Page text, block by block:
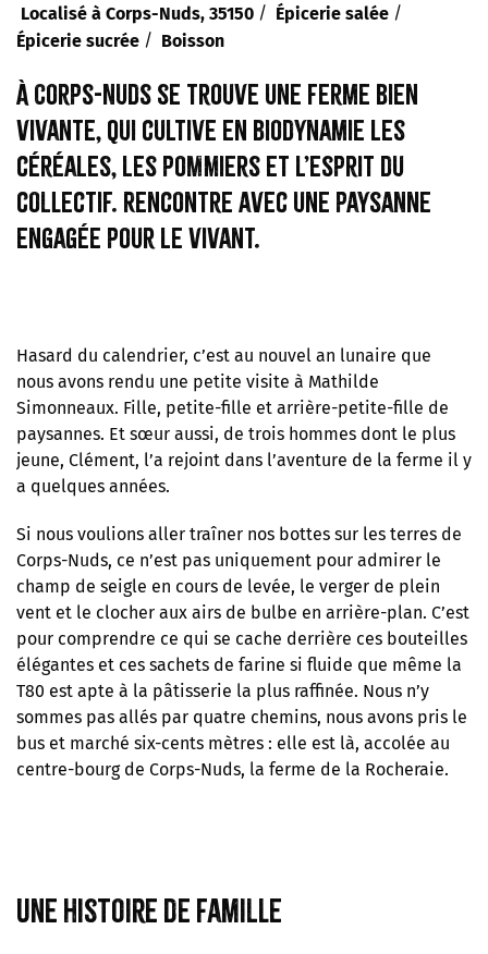
Localisé à Corps-Nuds, 35150 / Épicerie salée /
Épicerie sucrée / Boisson
À Corps-Nuds se trouve une ferme bien
vivante, qui cultive en biodynamie les
céréales, les pommiers et l’esprit du
collectif. Rencontre avec une paysanne
engagée pour le vivant.
Hasard du calendrier, c’est au nouvel an lunaire que
nous avons rendu une petite visite à Mathilde
Simonneaux. Fille, petite-fille et arrière-petite-fille de
paysannes. Et sœur aussi, de trois hommes dont le plus
jeune, Clément, l’a rejoint dans l’aventure de la ferme il y
a quelques années.
Si nous voulions aller traîner nos bottes sur les terres de
Corps-Nuds, ce n’est pas uniquement pour admirer le
champ de seigle en cours de levée, le verger de plein
vent et le clocher aux airs de bulbe en arrière-plan. C’est
pour comprendre ce qui se cache derrière ces bouteilles
élégantes et ces sachets de farine si fluide que même la
T80 est apte à la pâtisserie la plus raffinée. Nous n’y
sommes pas allés par quatre chemins, nous avons pris le
bus et marché six-cents mètres : elle est là, accolée au
centre-bourg de Corps-Nuds, la ferme de la Rocheraie.
Une histoire de famille